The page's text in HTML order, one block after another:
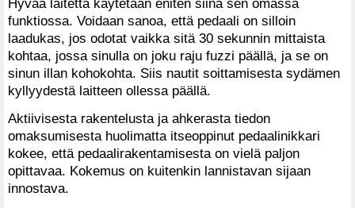
funktiossa. Voidaan sanoa, että pedaali on silloin
laadukas, jos odotat vaikka sitä 30 sekunnin mittaista
kohtaa, jossa sinulla on joku raju fuzzi päällä, ja se on
sinun illan kohokohta. Siis nautit soittamisesta sydämen
kyllyydestä laitteen ollessa päällä.
Aktiivisesta rakentelusta ja ahkerasta tiedon
omaksumisesta huolimatta itseoppinut pedaalinikkari
kokee, että pedaalirakentamisesta on vielä paljon
opittavaa. Kokemus on kuitenkin lannistavan sijaan
innostava.